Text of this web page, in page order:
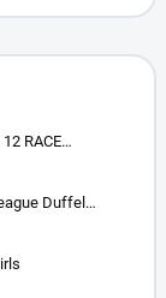
12 RACE
Duffel